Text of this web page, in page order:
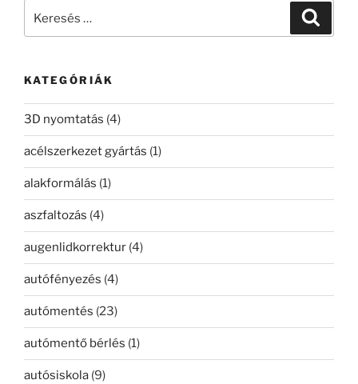
KATEGÓRIÁK
3D nyomtatás (4)
acélszerkezet gyártás (1)
alakformálás (1)
aszfaltozás (4)
augenlidkorrektur (4)
autófényezés (4)
autómentés (23)
autómentő bérlés (1)
autósiskola (9)